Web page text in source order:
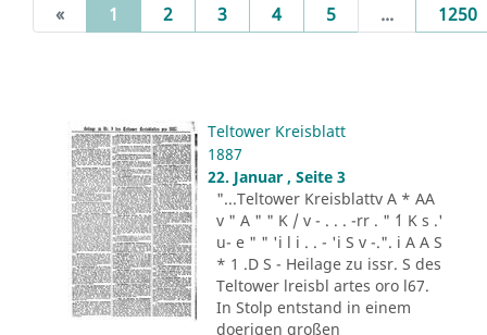
« 1 (current)
2 3 4 5 ... 1250
Teltower Kreisblatt
1887
22. Januar , Seite 3
"...Teltower Kreisblattv A * AA
v " A " " K / v - . . . -rr . " ´1 K s .'
u- e " " 'i l i . . - 'i S v -.". i A A S
* 1 .D S - Heilage zu issr. S des
Teltower lreisbl artes oro l67.
In Stolp entstand in einem
doerigen großen